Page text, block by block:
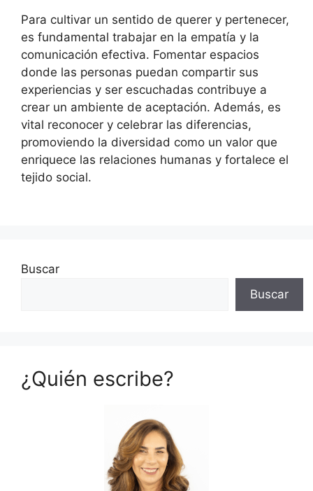
Para cultivar un sentido de querer y pertenecer,
es fundamental trabajar en la empatía y la
comunicación efectiva. Fomentar espacios
donde las personas puedan compartir sus
experiencias y ser escuchadas contribuye a
crear un ambiente de aceptación. Además, es
vital reconocer y celebrar las diferencias,
promoviendo la diversidad como un valor que
enriquece las relaciones humanas y fortalece el
tejido social.
Buscar
Buscar
¿Quién escribe?